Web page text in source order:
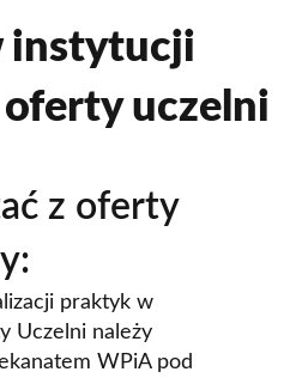
instytucji
uczelni
z oferty
praktyk w
Uczelni należy
WPiA pod